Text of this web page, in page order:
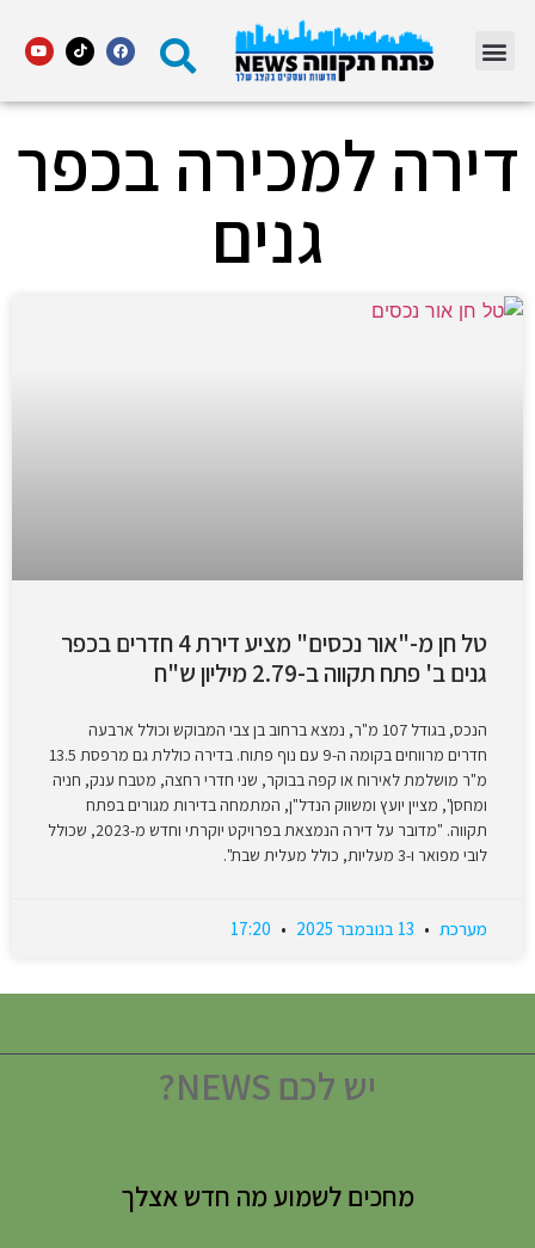
דירה למכירה בכפר
גנים
טל חן מ-"אור נכסים" מציע דירת 4 חדרים בכפר
גנים ב' פתח תקווה ב-2.79 מיליון ש"ח
הנכס, בגודל 107 מ"ר, נמצא ברחוב בן צבי המבוקש וכולל ארבעה
חדרים מרווחים בקומה ה-9 עם נוף פתוח. בדירה כוללת גם מרפסת 13.5
מ"ר מושלמת לאירוח או קפה בבוקר, שני חדרי רחצה, מטבח ענק, חניה
ומחסן", מציין יועץ ומשווק הנדל"ן, המתמחה בדירות מגורים בפתח
תקווה. "מדובר על דירה הנמצאת בפרויקט יוקרתי וחדש מ-2023, שכולל
לובי מפואר ו-3 מעליות, כולל מעלית שבת".
מערכת
יש לכם NEWS?
מחכים לשמוע מה חדש אצלך